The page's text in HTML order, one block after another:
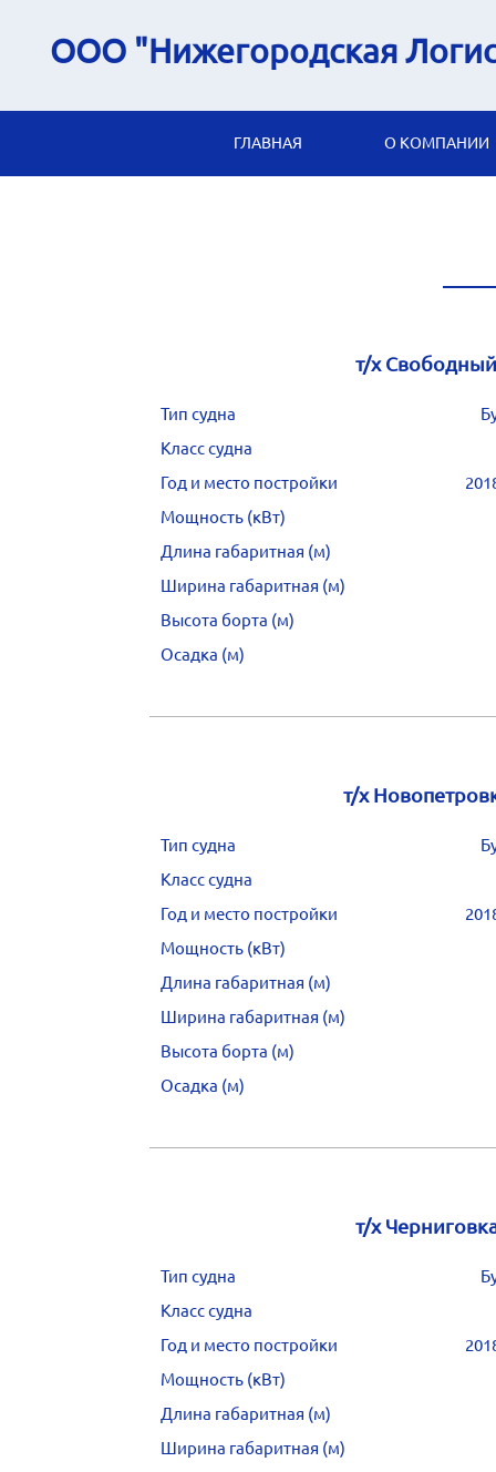
ООО "Нижегородская
ГЛАВНАЯ О КОМПАНИИ
т/х Свободный
Тип судна
Класс судна
Год и место постройки
Мощность (кВт)
Длина габаритная (м)
Ширина габаритная (м)
Высота борта (м)
Осадка (м)
т/х
Тип судна
Класс судна
Год и место постройки
Мощность (кВт)
Длина габаритная (м)
Ширина габаритная (м)
Высота борта (м)
Осадка (м)
т/х
Тип судна
Класс судна
Год и место постройки
Мощность (кВт)
Длина габаритная (м)
Ширина габаритная (м)